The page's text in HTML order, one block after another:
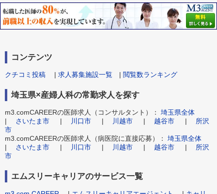
コンテンツ
クチコミ投稿 | 求人募集施設一覧 | 閲覧数ランキング
埼玉県×産婦人科の常勤求人を探す
m3.comCAREERの医師求人（コンサルタント）： 埼玉県全体
| さいたま市 | 川口市 | 川越市 | 越谷市 | 所沢
市
m3.comCAREERの医師求人（病医院に直接応募）： 埼玉県全体
| さいたま市 | 川口市 | 川越市 | 越谷市 | 所沢
市
エムスリーキャリアのサービス一覧